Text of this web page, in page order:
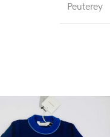
Peuterey